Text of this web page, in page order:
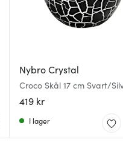
Nybro Crystal
Croco Skål 17 cm Svart/
419 kr
I lager